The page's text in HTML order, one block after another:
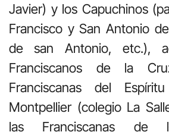
Javier) y los Capuchinos
Francisco y San Antonio
de san Antonio, etc.),
Franciscanos de la
Franciscanas del
Montpellier (colegio La
las Franciscanas de